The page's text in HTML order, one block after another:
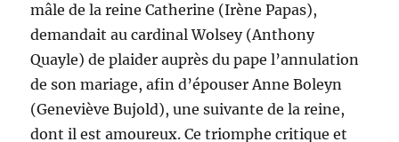
mâle de la reine Catherine (Irène Papas),
demandait au cardinal Wolsey (Anthony
Quayle) de plaider auprès du pape l’annulation
de son mariage, afin d’épouser Anne Boleyn
(Geneviève Bujold), une suivante de la reine,
dont il est amoureux. Ce triomphe critique et